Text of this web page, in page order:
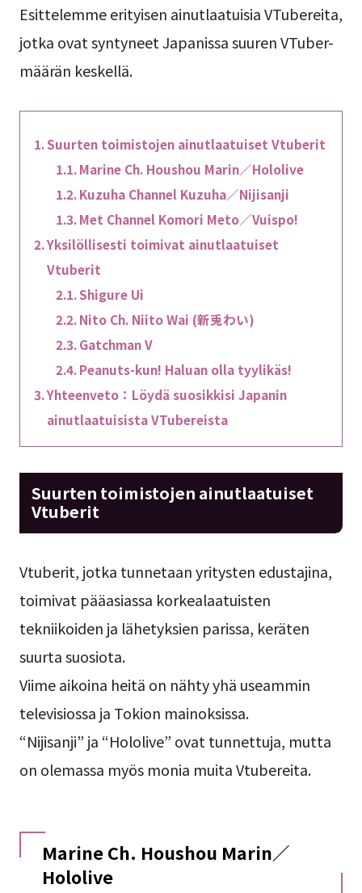
Esittelemme erityisen ainutlaatuisia VTubereita,
jotka ovat syntyneet Japanissa suuren VTuber-
määrän keskellä.
Suurten toimistojen ainutlaatuiset Vtuberit
Marine Ch. Houshou Marin／Hololive
Kuzuha Channel Kuzuha／Nijisanji
Met Channel Komori Meto／Vuispo!
Yksilöllisesti toimivat ainutlaatuiset
Vtuberit
Shigure Ui
Nito Ch. Niito Wai (新兎わい)
Gatchman V
Peanuts-kun! Haluan olla tyylikäs!
Yhteenveto：Löydä suosikkisi Japanin
ainutlaatuisista VTubereista
Suurten toimistojen ainutlaatuiset
Vtuberit
Vtuberit, jotka tunnetaan yritysten edustajina,
toimivat pääasiassa korkealaatuisten
tekniikoiden ja lähetyksien parissa, keräten
suurta suosiota.
Viime aikoina heitä on nähty yhä useammin
televisiossa ja Tokion mainoksissa.
“Nijisanji” ja “Hololive” ovat tunnettuja, mutta
on olemassa myös monia muita Vtubereita.
Marine Ch. Houshou Marin／
Hololive